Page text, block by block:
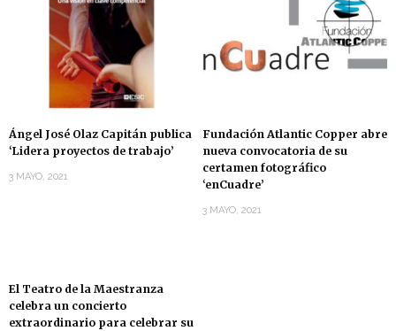
Ángel José Olaz Capitán publica
‘Lidera proyectos de trabajo’
3 MAYO, 2021
Fundación Atlantic Copper abre
nueva convocatoria de su
certamen fotográfico
‘enCuadre’
3 MAYO, 2021
El Teatro de la Maestranza
celebra un concierto
extraordinario para celebrar su